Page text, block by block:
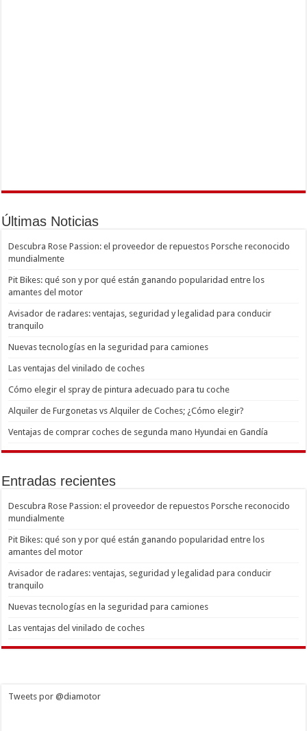
Últimas Noticias
Descubra Rose Passion: el proveedor de repuestos Porsche reconocido
mundialmente
Pit Bikes: qué son y por qué están ganando popularidad entre los
amantes del motor
Avisador de radares: ventajas, seguridad y legalidad para conducir
tranquilo
Nuevas tecnologías en la seguridad para camiones
Las ventajas del vinilado de coches
Cómo elegir el spray de pintura adecuado para tu coche
Alquiler de Furgonetas vs Alquiler de Coches; ¿Cómo elegir?
Ventajas de comprar coches de segunda mano Hyundai en Gandía
Entradas recientes
Descubra Rose Passion: el proveedor de repuestos Porsche reconocido
mundialmente
Pit Bikes: qué son y por qué están ganando popularidad entre los
amantes del motor
Avisador de radares: ventajas, seguridad y legalidad para conducir
tranquilo
Nuevas tecnologías en la seguridad para camiones
Las ventajas del vinilado de coches
Tweets por @diamotor